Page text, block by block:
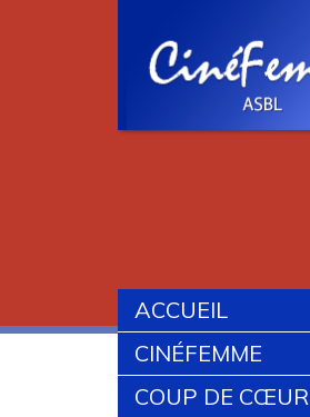
ACCUEIL
CINÉFEMME
COUP DE CŒUR